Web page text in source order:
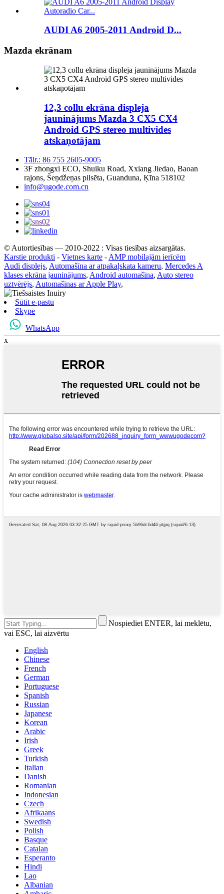
AUDI A6 2005-2011 Android D...
Mazda ekrānam
12,3 collu ekrāna displeja
jauninājums Mazda 3 CX5 CX4
Android GPS stereo multivides
atskaņotājam
Tālr.: 86 755 2605-9005
3F zhongxi ECO, Shuiku Road, Xxiang Jiedao, Baoan
rajons, Šeņdžeņas pilsēta, Guanduna, Ķīna 518102
info@ugode.com.cn
© Autortiesības — 2010-2022 : Visas tiesības aizsargātas.
Karstie produkti - Vietnes karte - AMP mobilajām ierīcēm
Audi displejs, Automašīna ar atpakaļskata kameru, Mercedes A
klases ekrāna jauninājums, Android automašīna, Auto stereo
uztvērējs, Automašīnas ar Apple Play,
Sūtīt e-pastu
Skype
WhatsApp
x
Nospiediet ENTER, lai meklētu,
vai ESC, lai aizvērtu
English
Chinese
French
German
Portuguese
Spanish
Russian
Japanese
Korean
Arabic
Irish
Greek
Turkish
Italian
Danish
Romanian
Indonesian
Czech
Afrikaans
Swedish
Polish
Basque
Catalan
Esperanto
Hindi
Lao
Albanian